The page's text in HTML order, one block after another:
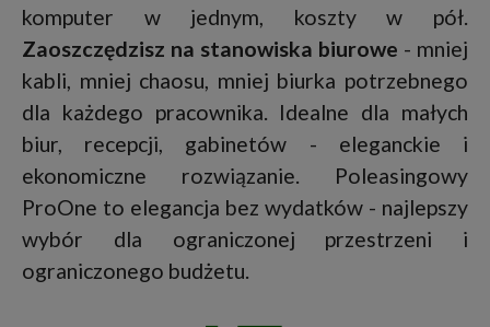
komputer w jednym, koszty w pół.
Zaoszczędzisz na stanowiska biurowe - mniej
kabli, mniej chaosu, mniej biurka potrzebnego
dla każdego pracownika. Idealne dla małych
biur, recepcji, gabinetów - eleganckie i
ekonomiczne rozwiązanie. Poleasingowy
ProOne to elegancja bez wydatków - najlepszy
wybór dla ograniczonej przestrzeni i
ograniczonego budżetu.